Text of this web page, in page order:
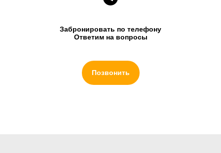
Забронировать по телефону
Ответим на вопросы
Позвонить